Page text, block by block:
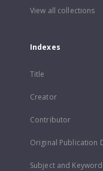
View all collections
Indexes
Title
Creator
Contributor
Original Publication
Subject and